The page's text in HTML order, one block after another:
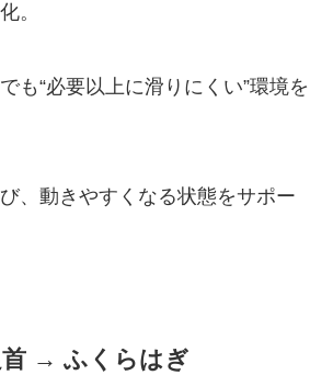
。
も“必要以上に滑りにくい”環境を
、動きやすくなる状態をサポー
→ ふくらはぎ